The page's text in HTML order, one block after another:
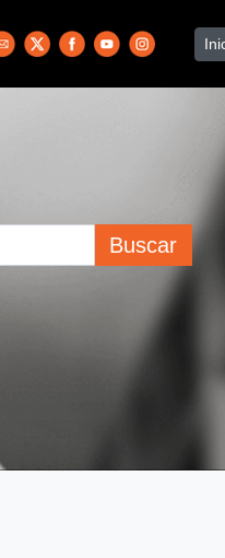
Buscar